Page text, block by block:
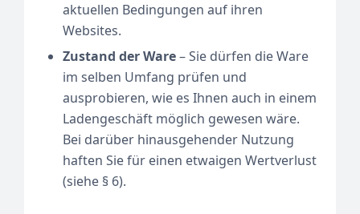
aktuellen Bedingungen auf ihren
Websites.
Zustand der Ware– Sie dürfen die Ware
im selben Umfang prüfen und
ausprobieren, wie es Ihnen auch in einem
Ladengeschäft möglich gewesen wäre.
Bei darüber hinausgehender Nutzung
haften Sie für einen etwaigen Wertverlust
(siehe § 6).